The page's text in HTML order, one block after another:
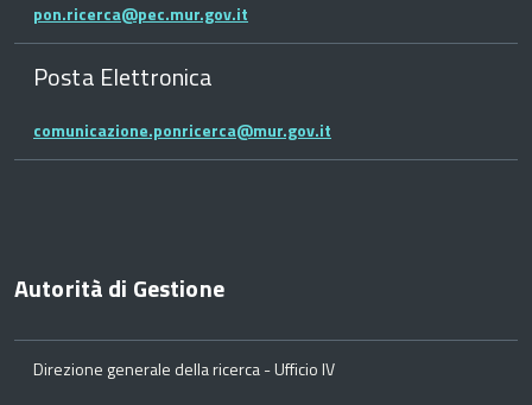
pon.ricerca@pec.mur.gov.it
Posta Elettronica
comunicazione.ponricerca@mur.gov.it
Autorità di Gestione
Direzione generale della ricerca - Ufficio IV